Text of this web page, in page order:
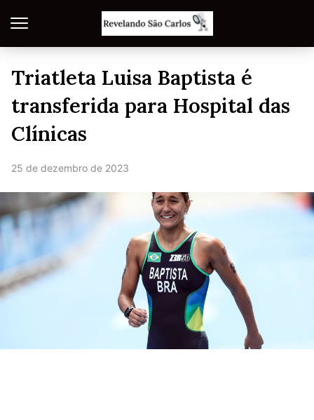
Triatleta Luisa Baptista é
transferida para Hospital das
Clínicas
25 de dezembro de 2023